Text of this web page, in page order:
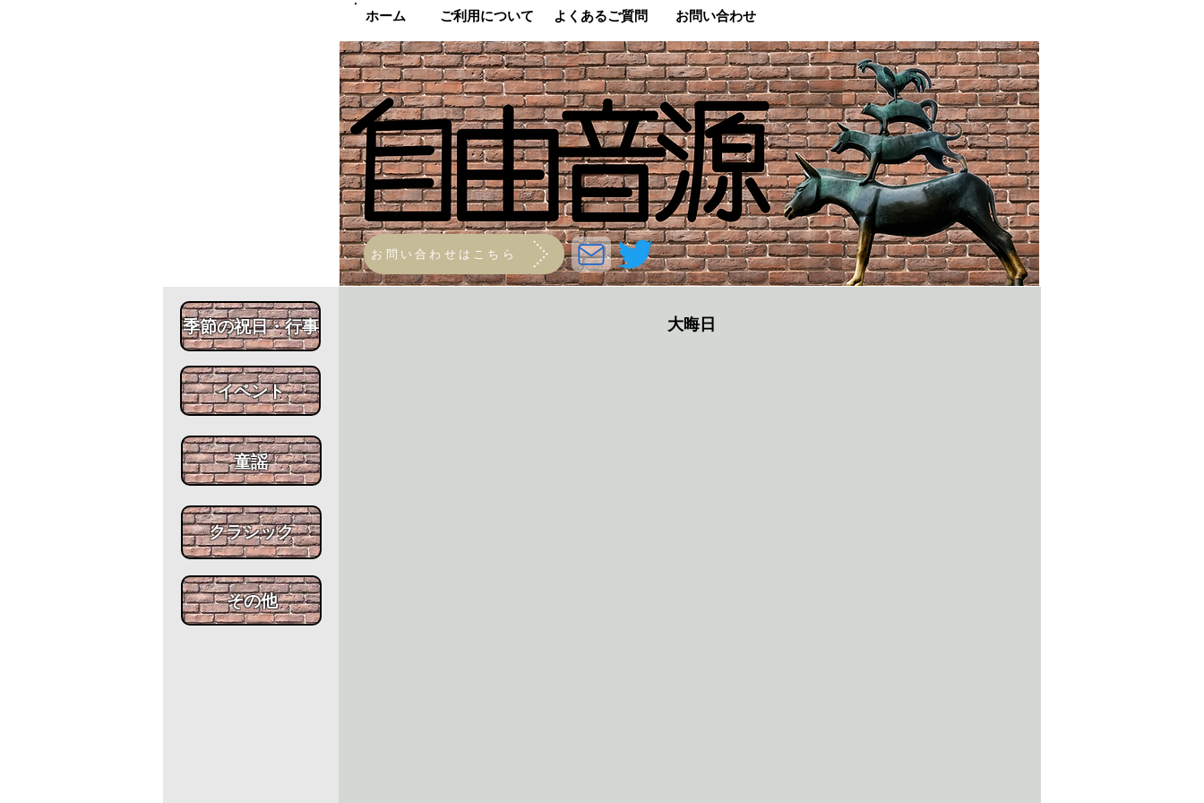
​ホーム ​ご利用について ​よくあるご質問 ​お問い合わせ
お問い合わせはこちら
大晦日
​季節の祝日・行事
​イベント
​童謡
​クラシック
​その他